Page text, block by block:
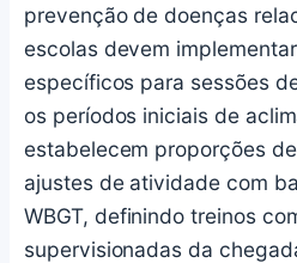
prevenção de doenças
escolas devem
específicos para sessões
os períodos iniciais de
estabelecem proporções
ajustes de atividade com
WBGT, definindo treinos
supervisionadas da